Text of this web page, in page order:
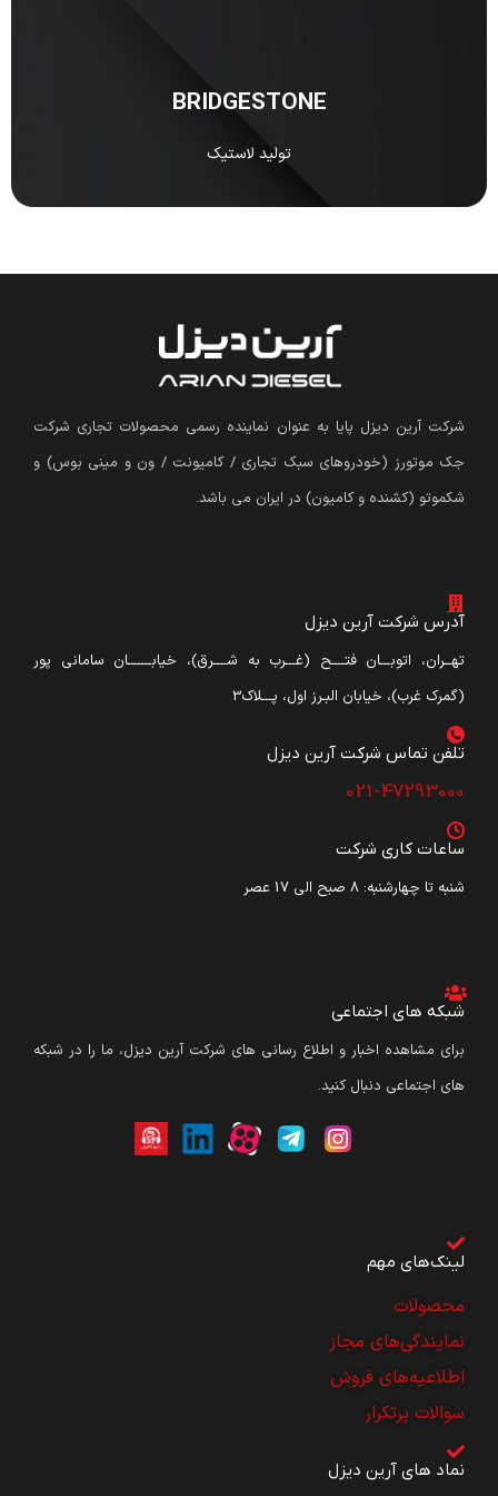
BRIDGESTONE
تولید لاستیک
مشاهده
شرکت آرین دیزل پایا به عنوان نماینده رسمی محصولات تجاری شرکت
جک موتورز (خودروهای سبک تجاری / کامیونت / ون و مینی بوس) و
شکموتو (کشنده و کامیون) در ایران می باشد.
آدرس شرکت آرین دیزل
تهــران، اتوبـــان فتــــح (غـــرب به شــــرق)، خیابـــــــان سامانی پور
(گمرک غرب)، خیابان البـرز اول، پـــلاک3
تلفن تماس شرکت آرین دیزل​
021-47293000
ساعات کاری شرکت
شنبه تا چهارشنبه: ۸ صبح الی 17 عصر
شبکه های اجتماعی
برای مشاهده اخبار و اطلاع رسانی های شرکت آرین دیزل، ما را در شبکه
های اجتماعی دنبال کنید.
لینک‌های مهم
محصولات
نمایندگی‌های مجاز
اطلاعیه‌های فروش
سوالات پرتکرار
نماد های آرین دیزل